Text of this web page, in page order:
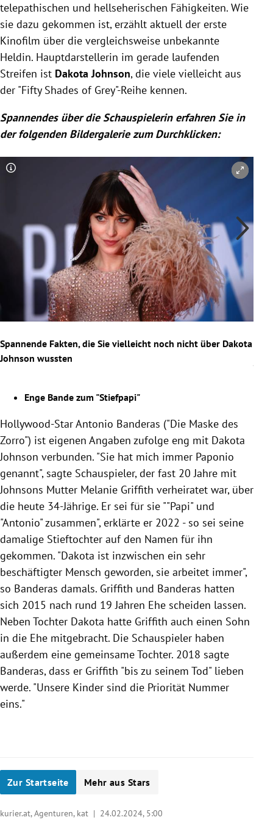
telepathischen und hellseherischen Fähigkeiten. Wie
sie dazu gekommen ist, erzählt aktuell der erste
Kinofilm über die vergleichsweise unbekannte
Heldin. Hauptdarstellerin im gerade laufenden
Streifen ist Dakota Johnson, die viele vielleicht aus
der "Fifty Shades of Grey"-Reihe kennen.
Spannendes über die Schauspielerin erfahren Sie in
der folgenden Bildergalerie zum Durchklicken:
Copyright-Hinweis öffnen/schließen
Spannende Fakten, die Sie vielleicht noch nicht über Dakota
Johnson wussten
Enge Bande zum "Stiefpapi"
Hollywood-Star Antonio Banderas ("Die Maske des
Zorro") ist eigenen Angaben zufolge eng mit Dakota
Johnson verbunden. "Sie hat mich immer Paponio
genannt", sagte Schauspieler, der fast 20 Jahre mit
Johnsons Mutter Melanie Griffith verheiratet war, über
die heute 34-Jährige. Er sei für sie ""Papi" und
"Antonio" zusammen", erklärte er 2022 - so sei seine
damalige Stieftochter auf den Namen für ihn
gekommen. "Dakota ist inzwischen ein sehr
beschäftigter Mensch geworden, sie arbeitet immer",
so Banderas damals. Griffith und Banderas hatten
sich 2015 nach rund 19 Jahren Ehe scheiden lassen.
Neben Tochter Dakota hatte Griffith auch einen Sohn
in die Ehe mitgebracht. Die Schauspieler haben
außerdem eine gemeinsame Tochter. 2018 sagte
Banderas, dass er Griffith "bis zu seinem Tod" lieben
werde. "Unsere Kinder sind die Priorität Nummer
eins."
Zur Startseite Mehr aus Stars
kurier.at, Agenturen, kat | 24.02.2024, 5:00